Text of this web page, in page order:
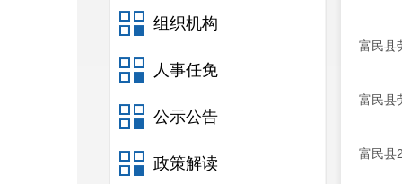
组织机构
人事任免
公示公告
政策解读
富民县
富民县
富民县